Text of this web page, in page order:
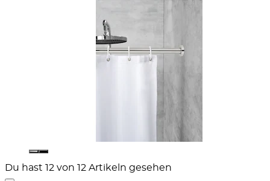
Du hast 12 von 12 Artikeln gesehen